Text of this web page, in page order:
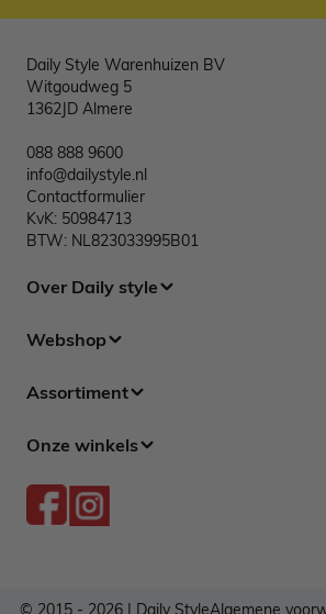
Daily Style Warenhuizen BV
Witgoudweg 5
1362JD Almere
088 888 9600
info@dailystyle.nl
Contactformulier
KvK: 50984713
BTW: NL823033995B01
Over Daily style
Webshop
Assortiment
Onze winkels
© 2015 - 2026 | Daily StyleAlgemene